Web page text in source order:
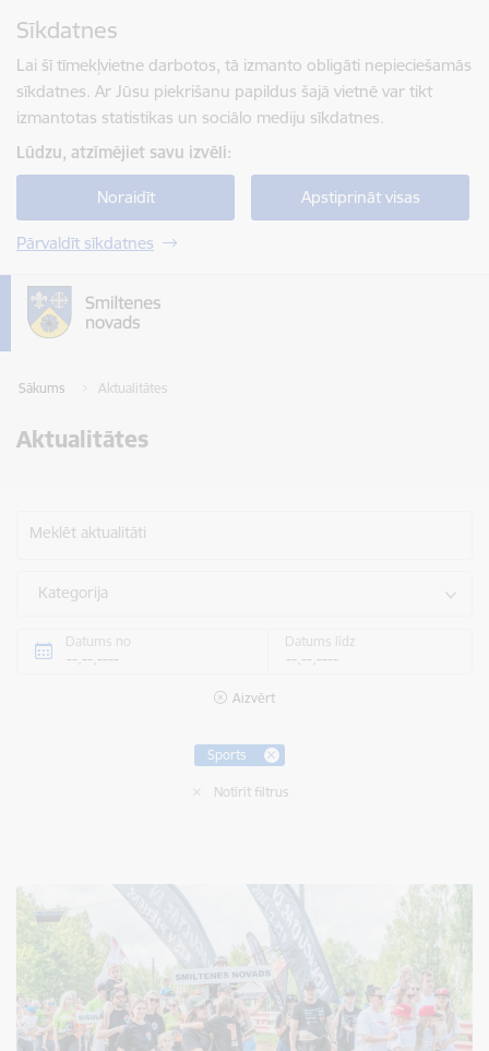
Sīkdatnes
Lai šī tīmekļvietne darbotos, tā izmanto obligāti nepieciešamās
sīkdatnes. Ar Jūsu piekrišanu papildus šajā vietnē var tikt
izmantotas statistikas un sociālo mediju sīkdatnes.
Lūdzu, atzīmējiet savu izvēli:
Noraidīt Apstiprināt visas
Pārvaldīt sīkdatnes
Sākums Aktualitātes
Aktualitātes
Meklēt aktualitāti
Kategorija
Datums no Datums līdz
Aizvērt
Sports
Notīrīt filtrus